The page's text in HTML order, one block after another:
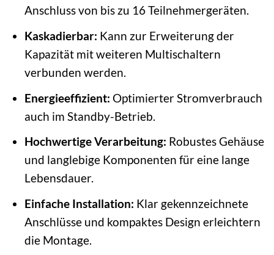
Anschluss von bis zu 16 Teilnehmergeräten.
Kaskadierbar: Kann zur Erweiterung der
Kapazität mit weiteren Multischaltern
verbunden werden.
Energieeffizient: Optimierter Stromverbrauch
auch im Standby-Betrieb.
Hochwertige Verarbeitung: Robustes Gehäuse
und langlebige Komponenten für eine lange
Lebensdauer.
Einfache Installation: Klar gekennzeichnete
Anschlüsse und kompaktes Design erleichtern
die Montage.